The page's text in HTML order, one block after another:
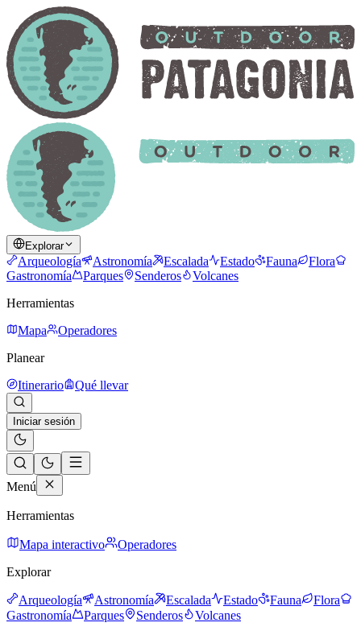
Explorar
Arqueología Astronomía Escalada Estado Fauna
Flora
Gastronomía
Parques Senderos
Volcanes
Herramientas
Mapa
Operadores
Planear
Itinerario
Qué llevar
Iniciar sesión
Menú
Herramientas
Mapa interactivo
Operadores
Explorar
Arqueología Astronomía Escalada Estado Fauna
Flora
Gastronomía
Parques Senderos
Volcanes